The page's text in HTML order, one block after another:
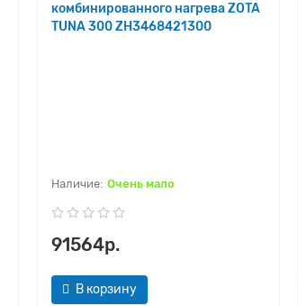
комбинированного нагрева ZOTA
TUNA 300 ZH3468421300
Очень мало
91564р.
В корзину